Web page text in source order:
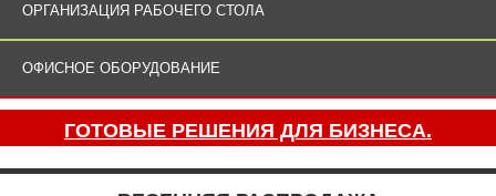
ОРГАНИЗАЦИЯ РАБОЧЕГО СТОЛА
ОФИСНОЕ ОБОРУДОВАНИЕ
ГОТОВЫЕ РЕШЕНИЯ ДЛЯ БИЗНЕСА.